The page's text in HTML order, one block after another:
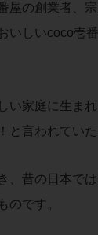
屋の創業者、
いしいcoco壱
い家庭に生ま
と言われていた
、昔の日本で
のです。